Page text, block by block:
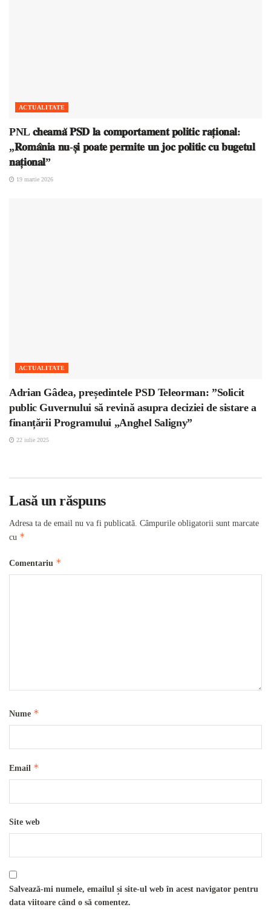
ACTUALITATE
PNL 𝐜𝐡𝐞𝐚𝐦𝐚̆ 𝐏𝐒𝐃 𝐥𝐚 𝐜𝐨𝐦𝐩𝐨𝐫𝐭𝐚𝐦𝐞𝐧𝐭 𝐩𝐨𝐥𝐢𝐭𝐢𝐜 𝐫𝐚𝐭̦𝐢𝐨𝐧𝐚𝐥:
„𝐑𝐨𝐦𝐚̂𝐧𝐢𝐚 𝐧𝐮-𝐬̦𝐢 𝐩𝐨𝐚𝐭𝐞 𝐩𝐞𝐫𝐦𝐢𝐭𝐞 𝐮𝐧 𝐣𝐨𝐜 𝐩𝐨𝐥𝐢𝐭𝐢𝐜 𝐜𝐮 𝐛𝐮𝐠𝐞𝐭𝐮𝐥
𝐧𝐚𝐭̦𝐢𝐨𝐧𝐚𝐥”
19 martie 2026
ACTUALITATE
Adrian Gâdea, președintele PSD Teleorman: ”Solicit
public Guvernului să revină asupra deciziei de sistare a
finanțării Programului „Anghel Saligny”
22 iulie 2025
Lasă un răspuns
Adresa ta de email nu va fi publicată. Câmpurile obligatorii sunt marcate
cu *
Comentariu *
Nume *
Email *
Site web
Salvează-mi numele, emailul și site-ul web în acest navigator pentru
data viitoare când o să comentez.